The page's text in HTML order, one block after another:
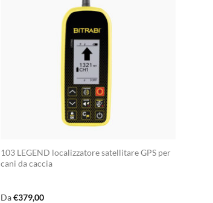
103 LEGEND localizzatore satellitare GPS per
cani da caccia
Da€379,00